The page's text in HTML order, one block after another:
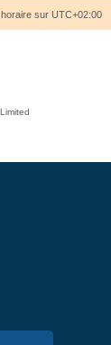
sur UTC+02:00